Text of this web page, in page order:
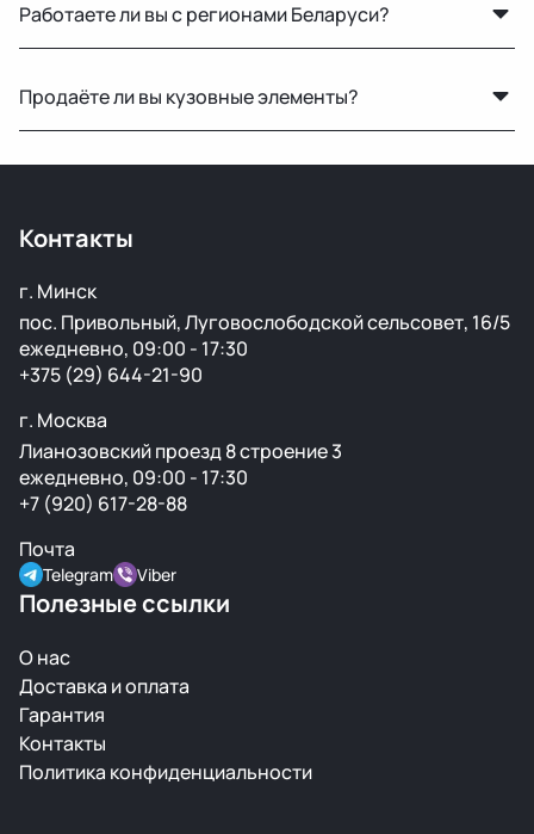
осмотреть деталь лично или запросить фото и
видеообзор.
Работаете ли вы с регионами Беларуси?
Беларусь удобными транспортными службами.
Продаёте ли вы кузовные элементы?
Контакты
г. Минск
пос. Привольный, Луговослободской сельсовет, 16/5
ежедневно, 09:00 - 17:30
+375 (29) 644-21-90
г. Москва
Лианозовский проезд 8 строение 3
ежедневно, 09:00 - 17:30
+7 (920) 617-28-88
Почта
Telegram Viber
Полезные ссылки
О нас
Доставка и оплата
Гарантия
Контакты
Политика конфиденциальности